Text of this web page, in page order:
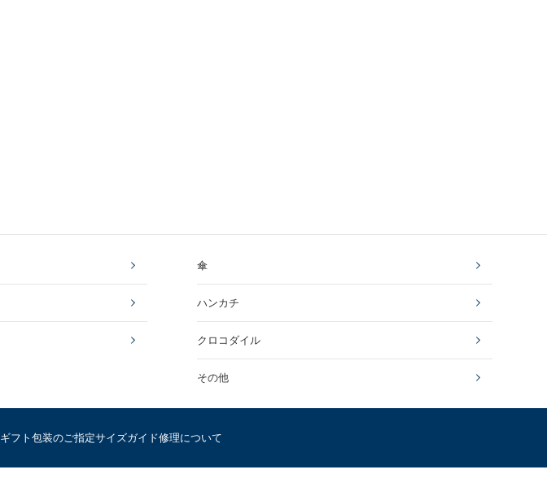
傘
ハンカチ
クロコダイル
その他
ギフト包装のご指定サイズガイド修理について